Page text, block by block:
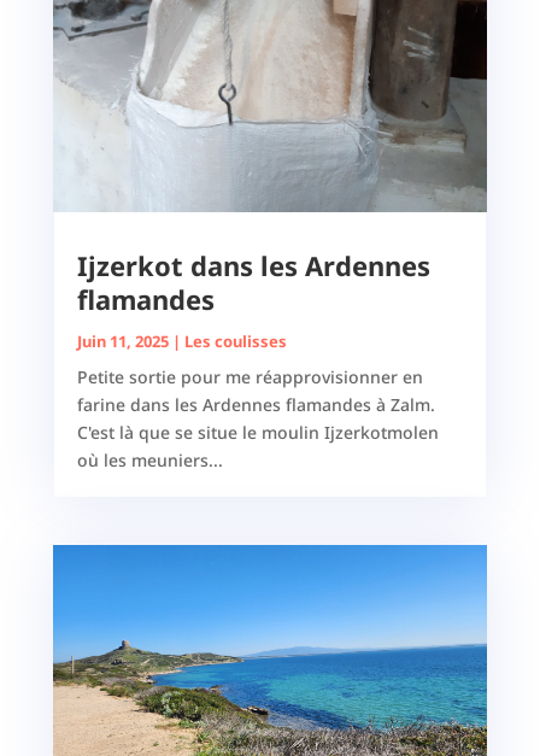
Ijzerkot dans les Ardennes
flamandes
Juin 11, 2025| Les coulisses
Petite sortie pour me réapprovisionner en
farine dans les Ardennes flamandes à Zalm.
C'est là que se situe le moulin Ijzerkotmolen
où les meuniers...